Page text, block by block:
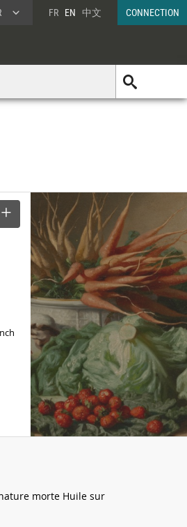
FR EN 中文 CONNECTION
morte Huile sur